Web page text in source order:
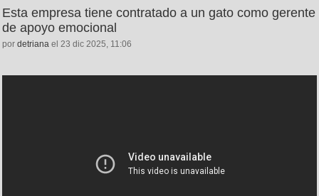
Esta empresa tiene contratado a un gato como gerente
de apoyo emocional
por detriana el 23 dic 2025, 11:06